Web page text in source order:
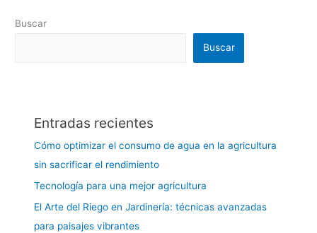
Buscar
Buscar
Entradas recientes
Cómo optimizar el consumo de agua en la agricultura
sin sacrificar el rendimiento
Tecnología para una mejor agricultura
El Arte del Riego en Jardinería: técnicas avanzadas
para paisajes vibrantes